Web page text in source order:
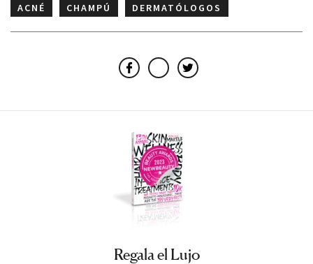
ACNÉ CHAMPÚ
DERMATÓLOGOS
ESPANOL
TRANSLATED
Facebook
EmailTwitter
Regala el Lujo